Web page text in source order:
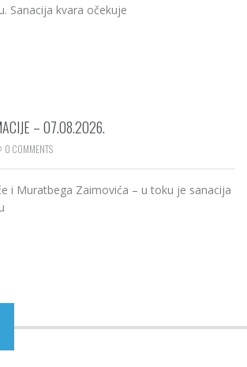
Sanacija kvara očekuje
– 07.08.2026.
0 COMMENTS
i Muratbega Zaimovića – u toku je sanacija